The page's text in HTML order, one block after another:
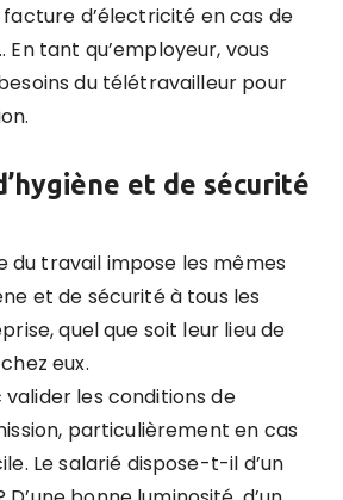
facture d’électricité en cas de
tant qu’employeur, vous
du télétravailleur pour
et de sécurité
du travail impose les mêmes
et de sécurité à tous les
quel que soit leur lieu de
eux.
valider les conditions de
particulièrement en cas
Le salarié dispose-t-il d’un